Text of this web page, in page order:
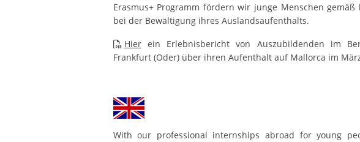
Erasmus+ Programm fördern wir junge Menschen
bei der Bewältigung ihres Auslandsaufenthalts.
Hierein Erlebnisbericht von Auszubildenden im
Frankfurt (Oder) über ihren Aufenthalt auf Mallorca im
With our professional internships abroad for young